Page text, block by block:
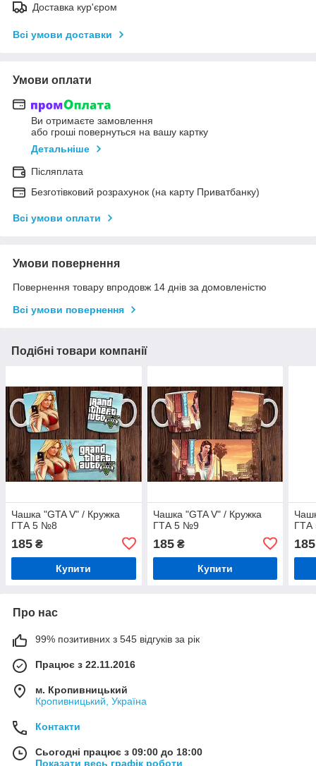
Доставка кур'єром
Всі умови доставки
Умови оплати
Ви отримаєте замовлення
або гроші повернуться на вашу картку
Детальніше
Післяплата
Безготівковий розрахунок (на карту Приватбанку)
Всі умови оплати
Умови повернення
Повернення товару впродовж 14 днів за домовленістю
Всі умови повернення
Подібні товари компанії
Чашка "GTA V" / Кружка
ГТА 5 №8
185 ₴
Купити
Чашка "GTA V" / Кружка
ГТА 5 №9
185₴
Купити
185
Про нас
99% позитивних з 545 відгуків за рік
Працює з 22.11.2016
м. Кропивницький
Кропивницький, Україна
Контакти
Сьогодні працює з 09:00 до 18:00
Показати весь графік роботи